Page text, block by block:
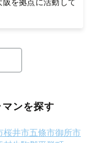
阪を拠点に活動して
ンを探す
桜井市五條市御所市